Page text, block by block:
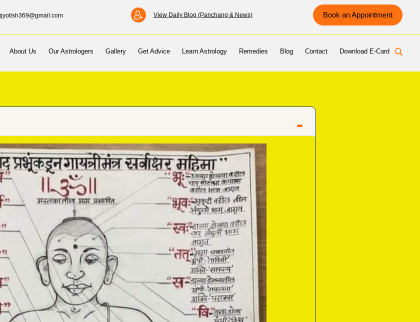
View Daily Blog (Panchang & News) Book an Appointment
About Us Our Astrologers Gallery Get Advice Learn Astrology Remedies Blog Contact Download E-Card